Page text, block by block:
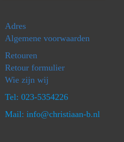
Adres
Algemene voorwaarden
Retouren
Retour formulier
Wie zijn wij
Tel: 023-5354226
Mail: info@christiaan-b.nl